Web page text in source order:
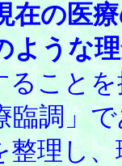
在の医
ような
ること
調」で
整理し